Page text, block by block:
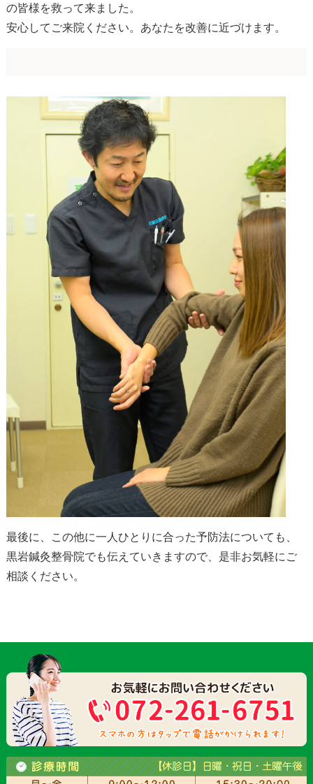
の皆様を救って来ました。
安心してご来院ください。あなたを改善に近づけます。
最後に、この他に一人ひとりに合った予防法についても、
黒岩鍼灸整骨院でも伝えていきますので、是非お気軽にご
相談ください。